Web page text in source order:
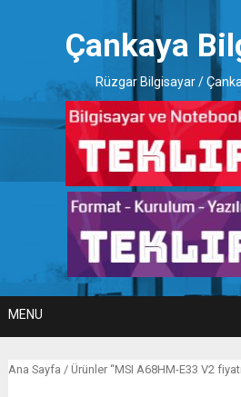
Çankaya
Rüzgar Bilgisayar /
MENU
Ana Sayfa / Ürünler “MSI A68HM-E33 V2